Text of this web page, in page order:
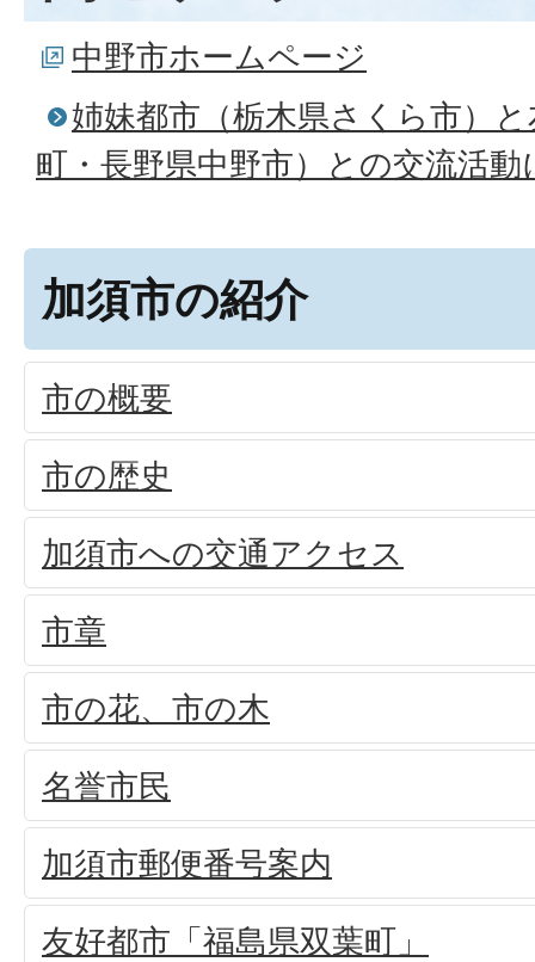
中野市ホームページ
姉妹都市（栃木県さくら市）
町・長野県中野市）との交流活
加須市の紹介
市の概要
市の歴史
加須市への交通アクセス
市章
市の花、市の木
名誉市民
加須市郵便番号案内
友好都市「福島県双葉町」